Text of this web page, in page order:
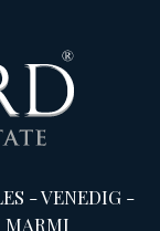
-VENEDIG -
MARMI